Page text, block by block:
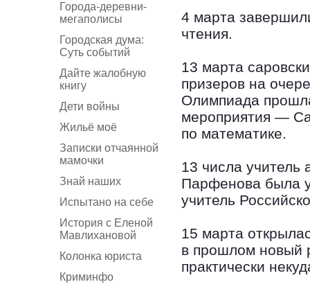
Города-деревни-
мегаполисы
Городская дума:
Суть событий
Дайте жалобную
книгу
Дети войны
Жильё моё
Записки отчаянной
мамочки
Знай наших
Испытано на себе
История с Еленой
Мавлихановой
Колонка юриста
Криминфо
4 марта
чтения.
13 марта
призеров на
Олимпиада
мероприятия —
по математике.
13 числа учитель
Парфенова была
учитель
15 марта
в прошлом новый
практически